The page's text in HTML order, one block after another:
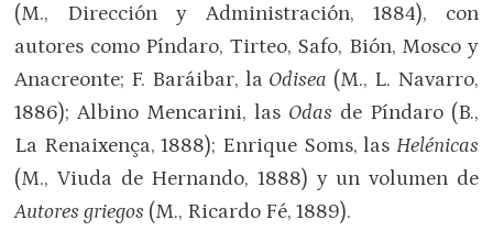
(M., Dirección y Administración, 1884), con
autores como Píndaro, Tirteo, Safo, Bión, Mosco y
Anacreonte; F. Baráibar, la Odisea (M., L. Navarro,
1886); Albino Mencarini, las Odas de Píndaro (B.,
La Renaixença, 1888); Enrique Soms, las Helénicas
(M., Viuda de Hernando, 1888) y un volumen de
Autores griegos (M., Ricardo Fé, 1889).